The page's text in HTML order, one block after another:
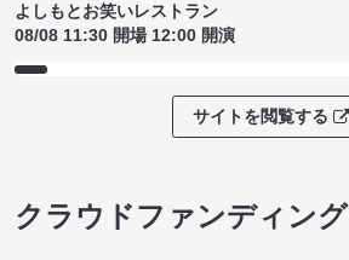
よしもとお笑いレストラン
08/08 11:30 開場 12:00 開演
サイトを閲覧する
クラウドファンディング